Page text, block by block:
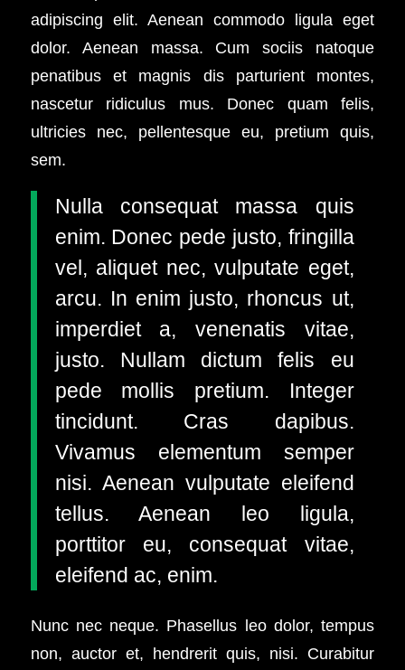
adipiscing elit. Aenean commodo ligula eget
dolor. Aenean massa. Cum sociis natoque
penatibus et magnis dis parturient montes,
nascetur ridiculus mus. Donec quam felis,
ultricies nec, pellentesque eu, pretium quis,
sem.
Nulla consequat massa quis
enim. Donec pede justo, fringilla
vel, aliquet nec, vulputate eget,
arcu. In enim justo, rhoncus ut,
imperdiet a, venenatis vitae,
justo. Nullam dictum felis eu
pede mollis pretium. Integer
tincidunt. Cras dapibus.
Vivamus elementum semper
nisi. Aenean vulputate eleifend
tellus. Aenean leo ligula,
porttitor eu, consequat vitae,
eleifend ac, enim.
Nunc nec neque. Phasellus leo dolor, tempus
non, auctor et, hendrerit quis, nisi. Curabitur